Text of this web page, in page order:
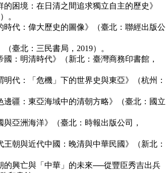
困境：在日清之間追求獨立自主的歷史》
。
時代：偉大歷史的圖像》（臺北：聯經出版公
臺北：三民書局，2019）。
：明清時代》（新北：臺灣商務印書館，
代：「危機」下的世界史與東亞》（杭州：
邊疆：東亞海域中的清朝方略》（臺北：國立
亞洲海洋》（臺北：時報出版公司，
朝與近代中國：晚清與中華民國》（新北：
的興亡與「中華」的未來──從豐臣秀吉出兵